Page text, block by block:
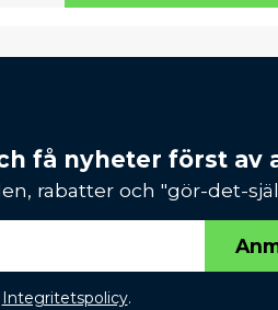
få nyheter först av
rabatter och "gör-det-
Integritetspolicy.